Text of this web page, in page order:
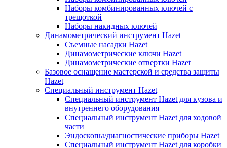
Наборы комбинированных ключей с
трещоткой
Наборы накидных ключей
Динамометрический инструмент Hazet
Съемные насадки Hazet
Динамометрические ключи Hazet
Динамометрические отвертки Hazet
Базовое оснащение мастерской и средства защиты
Hazet
Специальный инструмент Hazet
Специальный инструмент Hazet для кузова и
внутреннего оборудования
Специальный инструмент Hazet для ходовой
части
Эндоскопы/диагностические приборы Hazet
Специальный инструмент Hazet для коробки